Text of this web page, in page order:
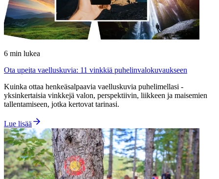
6 min lukea
Ota upeita vaelluskuvia: 11 vinkkiä puhelinvalokuvaukseen
Kuinka ottaa henkeäsalpaavia vaelluskuvia puhelimellasi -
yksinkertaisia vinkkejä valon, perspektiivin, liikkeen ja maisemien
tallentamiseen, jotka kertovat tarinasi.
Lue lisää